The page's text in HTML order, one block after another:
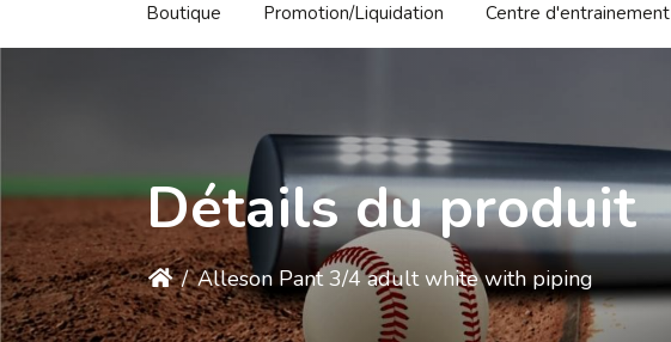
Boutique Promotion/Liquidation Centre d'entrainement
Détails du produit
/ Alleson Pant 3/4 adult white with piping